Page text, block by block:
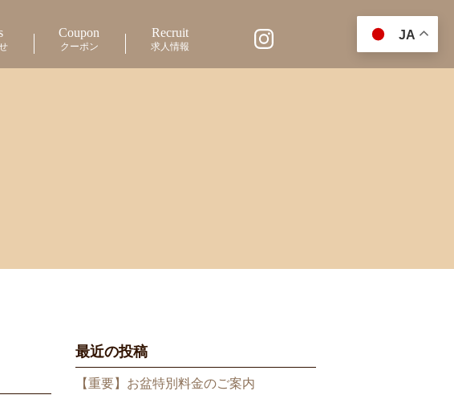
Coupon
クーポン
Recruit
求人情報
最近の投稿
【重要】お盆特別料金のご案内
JA